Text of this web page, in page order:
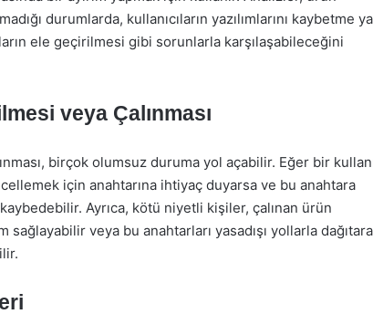
durumlarda, kullanıcıların yazılımlarını kaybetme
ele geçirilmesi gibi sorunlarla karşılaşabileceğini
veya Çalınması
birçok olumsuz duruma yol açabilir. Eğer bir
için anahtarına ihtiyaç duyarsa ve bu anahtara
kaybedebilir. Ayrıca, kötü niyetli kişiler, çalınan ürün
sağlayabilir veya bu anahtarları yasadışı yollarla